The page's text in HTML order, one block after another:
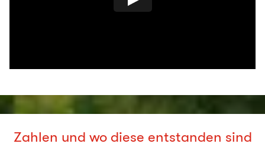
Zahlen und wo diese entstanden sind